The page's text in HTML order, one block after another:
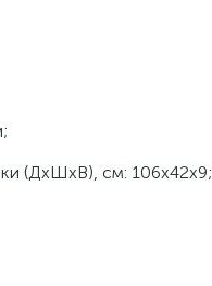
(ДхШхВ), см: 106х42х9;